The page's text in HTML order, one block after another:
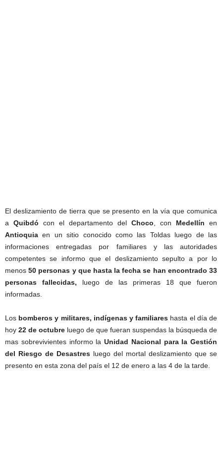
El deslizamiento de tierra que se presento en la vía que comunica
a Quibdó con el departamento del Choco , con Medellín en
Antioquia en un sitio conocido como las Toldas luego de las
informaciones entregadas por familiares y las autoridades
competentes se informo que el deslizamiento sepulto a por lo
menos50 personas y que hasta la fecha se han encontrado 33
personas fallecidas, luego de las primeras 18 que fueron
informadas.
Los bomberos y militares, indígenas y familiares hasta el día de
hoy 22 de octubre luego de que fueran suspendas la búsqueda de
mas sobrevivientes informo la Unidad Nacional para la Gestión
del Riesgo de Desastres luego del mortal deslizamiento que se
presento en esta zona del país el 12 de enero a las 4 de la tarde.